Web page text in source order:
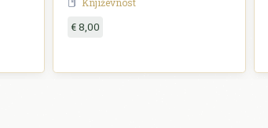
Književnost
€ 8,00